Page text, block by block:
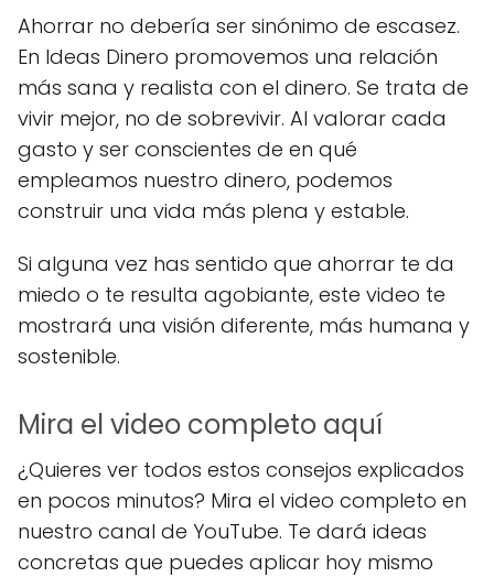
Ahorrar no debería ser sinónimo de escasez.
En Ideas Dinero promovemos una relación
más sana y realista con el dinero. Se trata de
vivir mejor, no de sobrevivir. Al valorar cada
gasto y ser conscientes de en qué
empleamos nuestro dinero, podemos
construir una vida más plena y estable.
Si alguna vez has sentido que ahorrar te da
miedo o te resulta agobiante, este video te
mostrará una visión diferente, más humana y
sostenible.
Mira el video completo aquí
¿Quieres ver todos estos consejos explicados
en pocos minutos? Mira el video completo en
nuestro canal de YouTube. Te dará ideas
concretas que puedes aplicar hoy mismo